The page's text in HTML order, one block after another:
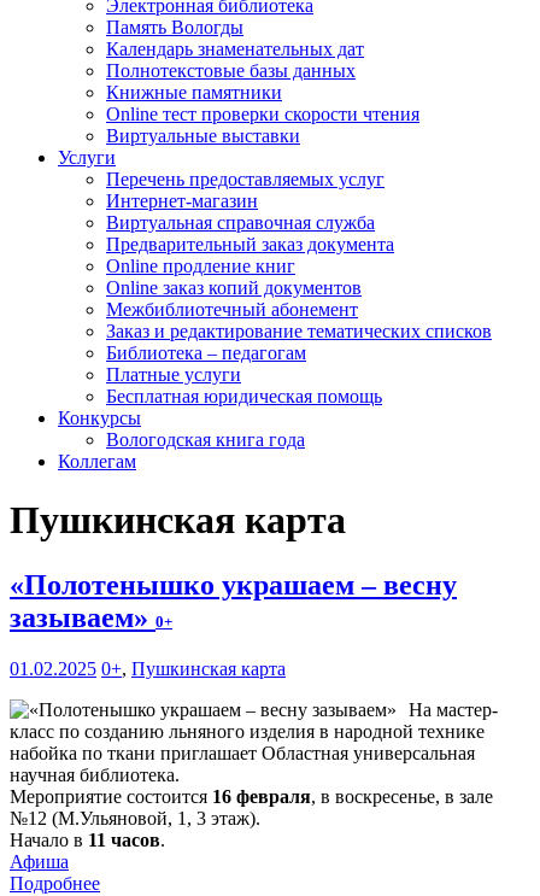
Электронная библиотека
Память Вологды
Календарь знаменательных дат
Полнотекстовые базы данных
Книжные памятники
Online тест проверки скорости чтения
Виртуальные выставки
Услуги
Перечень предоставляемых услуг
Интернет-магазин
Виртуальная справочная служба
Предварительный заказ документа
Online продление книг
Online заказ копий документов
Межбиблиотечный абонемент
Заказ и редактирование тематических списков
Библиотека – педагогам
Платные услуги
Бесплатная юридическая помощь
Конкурсы
Вологодская книга года
Коллегам
Пушкинская карта
«Полотенышко украшаем – весну
зазываем» 0+
01.02.2025 0+, Пушкинская карта
На мастер-
класс по созданию льняного изделия в народной технике
набойка по ткани приглашает Областная универсальная
научная библиотека.
Мероприятие состоится 16 февраля, в воскресенье, в зале
№12 (М.Ульяновой, 1, 3 этаж).
Начало в 11 часов.
Афиша
Подробнее